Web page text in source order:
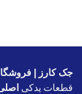
جک کارز |
قطعات یدکی